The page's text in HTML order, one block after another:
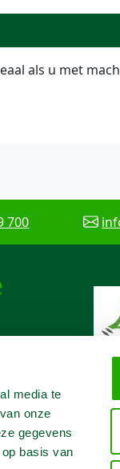
media te
onze
gegevens
basis van
als u met
700